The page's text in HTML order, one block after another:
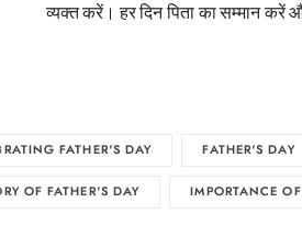
व्यक्त करें। हर दिन पिता का सम्मान करें
FATHER'S DAY FATHER'S DAY
OF FATHER'S DAY IMPORTANCE